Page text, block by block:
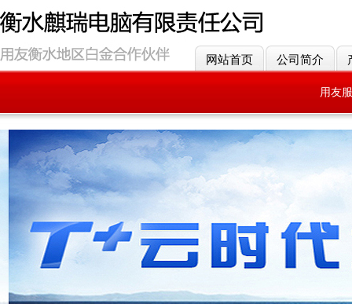
网站首页 公司简介
用友